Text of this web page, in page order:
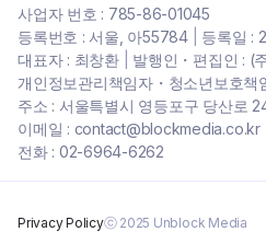
사업자 번호 : 785-86-01045
등록번호 : 서울, 아55784| 등록일 :
대표자 : 최창환| 발행인・편집인 : (
개인정보관리책임자・청소년보호책
주소 : 서울특별시 영등포구 당산로
이메일 : contact@blockmedia.co.kr
전화 : 02-6964-6262
Privacy Policyⓒ 2025 Unblock Media